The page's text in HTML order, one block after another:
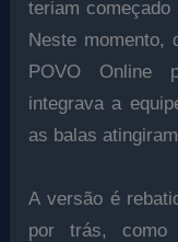
teriam começado
Neste momento,
POVO Online
integrava a
as balas
A versão é
por trás, como